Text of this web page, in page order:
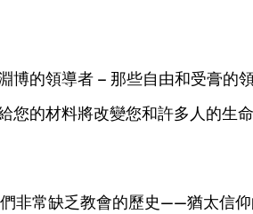
博的領導者 – 那些自由和受膏的
您的材料將改變您和許多人的生
非常缺乏教會的歷史——猶太信